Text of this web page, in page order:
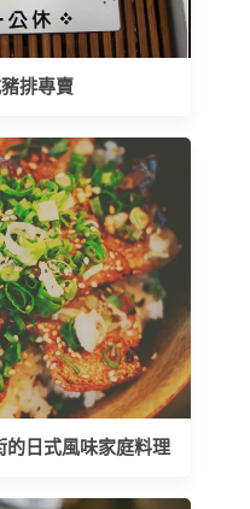
排專賣
的日式風味家庭料理